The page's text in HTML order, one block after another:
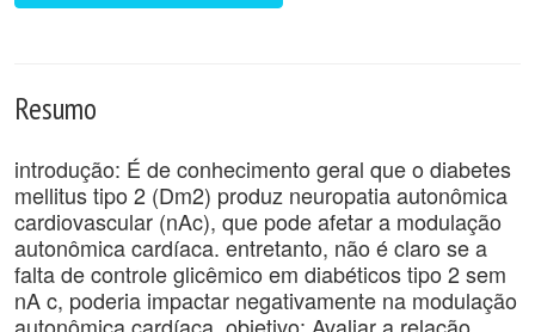
Resumo
introdução: É de conhecimento geral que o diabetes
mellitus tipo 2 (Dm2) produz neuropatia autonômica
cardiovascular (nAc), que pode afetar a modulação
autonômica cardíaca. entretanto, não é claro se a
falta de controle glicêmico em diabéticos tipo 2 sem
nA c, poderia impactar negativamente na modulação